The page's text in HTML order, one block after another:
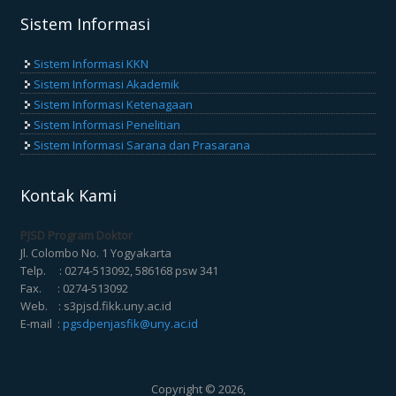
Sistem Informasi
Sistem Informasi KKN
Sistem Informasi Akademik
Sistem Informasi Ketenagaan
Sistem Informasi Penelitian
Sistem Informasi Sarana dan Prasarana
Kontak Kami
PJSD Program Doktor
Jl. Colombo No. 1 Yogyakarta
Telp. : 0274-513092, 586168 psw 341
Fax. : 0274-513092
Web. : s3pjsd.fikk.uny.ac.id
E-mail :pgsdpenjasfik@uny.ac.id
Copyright © 2026,